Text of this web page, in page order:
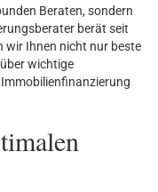
Beraten, sondern
berät seit
wir Ihnen nicht nur beste
wichtige